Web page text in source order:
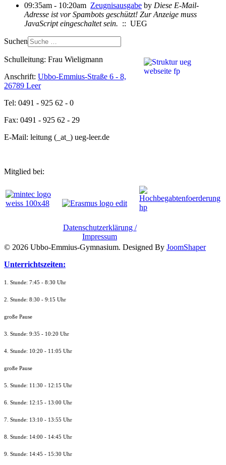
09:35am - 10:20am Zeugnisausgabe by Diese E-Mail-
Adresse ist vor Spambots geschützt! Zur Anzeige muss
JavaScript eingeschaltet sein. :: UEG
Suchen
Schulleitung: Frau Wieligmann
Anschrift: Ubbo-Emmius-Straße 6 - 8,
26789 Leer
Tel: 0491 - 925 62 - 0
Fax: 0491 - 925 62 - 29
E-Mail: leitung (_at_) ueg-leer.de
Mitglied bei:
Datenschutzerklärung /
Impressum
© 2026 Ubbo-Emmius-Gymnasium. Designed By JoomShaper
Unterrichtszeiten:
1. Stunde: 7:45 - 8:30 Uhr
2. Stunde: 8:30 - 9:15 Uhr
große Pause
3. Stunde: 9:35 - 10:20 Uhr
4. Stunde: 10:20 - 11:05 Uhr
große Pause
5. Stunde: 11:30 - 12:15 Uhr
6. Stunde: 12:15 - 13:00 Uhr
7. Stunde: 13:10 - 13:55 Uhr
8. Stunde: 14:00 - 14:45 Uhr
9. Stunde: 14:45 - 15:30 Uhr